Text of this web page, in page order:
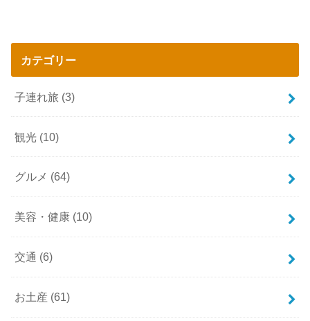
カテゴリー
子連れ旅 (3)
観光 (10)
グルメ (64)
美容・健康 (10)
交通 (6)
お土産 (61)